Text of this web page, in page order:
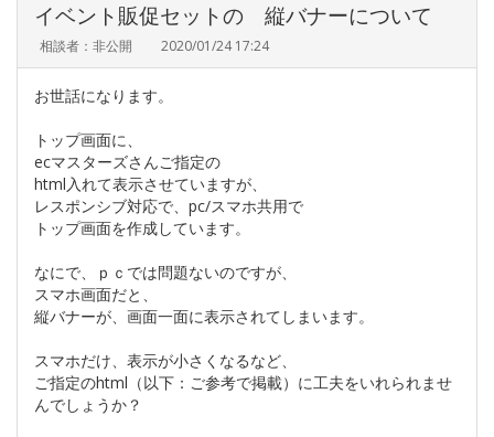
イベント販促セットの 縦バナーについて
相談者：非公開 2020/01/24 17:24
お世話になります。
トップ画面に、
ecマスターズさんご指定の
html入れて表示させていますが、
レスポンシブ対応で、pc/スマホ共用で
トップ画面を作成しています。
なにで、ｐｃでは問題ないのですが、
スマホ画面だと、
縦バナーが、画面一面に表示されてしまいます。
スマホだけ、表示が小さくなるなど、
ご指定のhtml（以下：ご参考で掲載）に工夫をいれられませ
んでしょうか？